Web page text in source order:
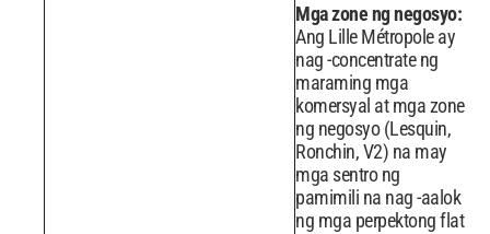
Mga zone ng negosyo:
Ang Lille Métropole ay
nag -concentrate ng
maraming mga
komersyal at mga zone
ng negosyo (Lesquin,
Ronchin, V2) na may
mga sentro ng
pamimili na nag -aalok
ng mga perpektong flat